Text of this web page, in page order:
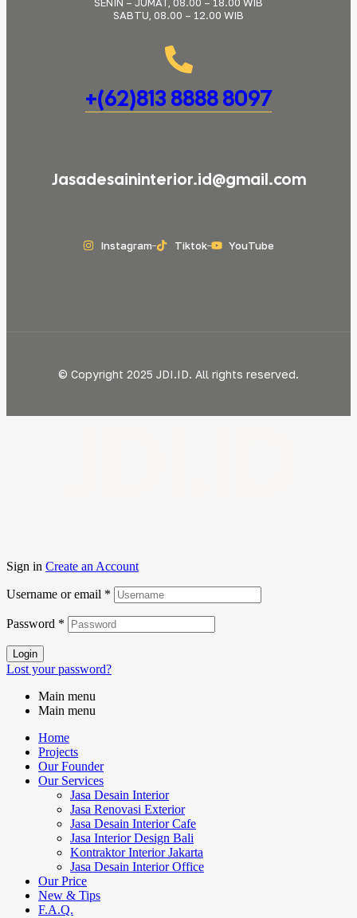
SENIN – JUMAT, 08.00 – 18.00 WIB
SABTU, 08.00 – 12.00 WIB
+(62)813 8888 8097
Jasadesaininterior.id@gmail.com
Instagram Tiktok YouTube
© Copyright 2025 JDI.ID. All rights reserved.
Sign in Create an Account
Username or email *
Password *
Login
Lost your password?
Main menu
Main menu
Home
Projects
Our Founder
Our Services
Jasa Desain Interior
Jasa Renovasi Exterior
Jasa Desain Interior Cafe
Jasa Interior Design Bali
Kontraktor Interior Jakarta
Jasa Desain Interior Office
Our Price
New & Tips
F.A.Q.